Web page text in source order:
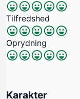
Tilfredshed
Oprydning
Karakter